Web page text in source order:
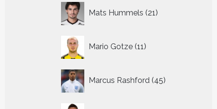
Mats Hummels 21
producten
Mario Gotze 11
producten
Marcus Rashford 45
producten